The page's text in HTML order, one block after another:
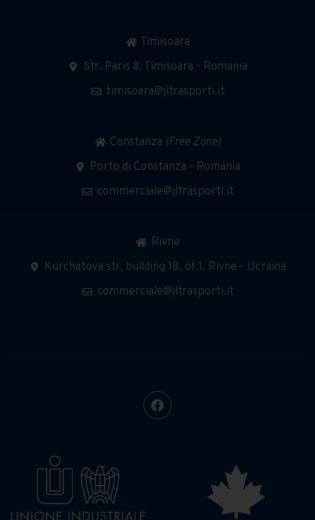
Timisoara
Str. Paris 8, Timisoara - Romania
timisoara@jltrasporti.it
Constanza (Free Zone)
Porto di Constanza - Romania
commerciale@jltrasporti.it
Rivne
Kurchatova str, building 1B, of.1, Rivne - Ucraina
commerciale@jltrasporti.it